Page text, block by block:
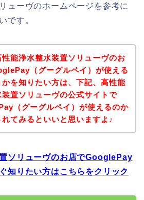
ューヴのホームページを参考に
です。
性能浄水整水装置ソリューヴのお
（グーグルペイ）が使える
を知りたい方は、下記、高性能
置ソリューヴの公式サイトで
（グーグルペイ）が使えるのか
れてみるといいと思いますよ♪
ソリューヴのお店でGooglePay
知りたい方はこちらをクリック